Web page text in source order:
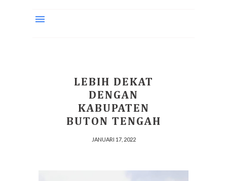
LEBIH DEKAT
DENGAN
KABUPATEN
BUTON TENGAH
JANUARI 17, 2022